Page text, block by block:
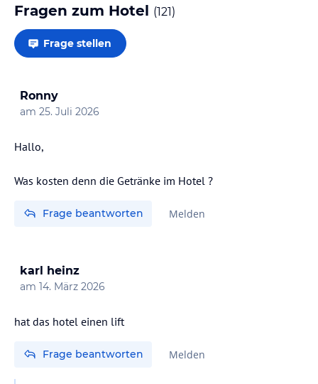
Fragen zum Hotel (121)
Frage stellen
Ronny
am 25. Juli 2026
Hallo,
Was kosten denn die Getränke im Hotel ?
Frage beantworten Melden
karl heinz
am 14. März 2026
hat das hotel einen lift
Frage beantworten Melden